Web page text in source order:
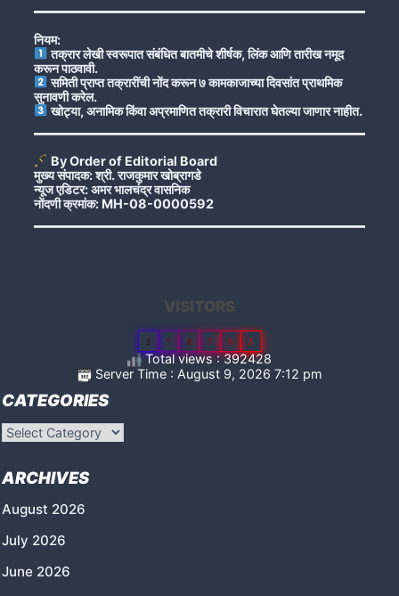
नियम:
तक्रार लेखी स्वरूपात संबंधित बातमीचे शीर्षक, लिंक आणि तारीख नमूद
करून पाठवावी.
समिती प्राप्त तक्रारींची नोंद करून ७ कामकाजाच्या दिवसांत प्राथमिक
सुनावणी करेल.
खोट्या, अनामिक किंवा अप्रमाणित तक्रारी विचारात घेतल्या जाणार नाहीत.
By Order of Editorial Board
मुख्य संपादक: श्री. राजकुमार खोब्रागडे
न्यूज एडिटर: अमर भालचंद्र वासनिक
नोंदणी क्रमांक: MH-08-0000592
VISITORS
2 7 8 7 9 3
Total views : 392428
Server Time : August 9, 2026 7:12 pm
CATEGORIES
Categories
ARCHIVES
August 2026
July 2026
June 2026